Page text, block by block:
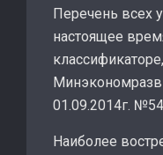
Перечень всех
настоящее
01.09.2014г.
Наиболее